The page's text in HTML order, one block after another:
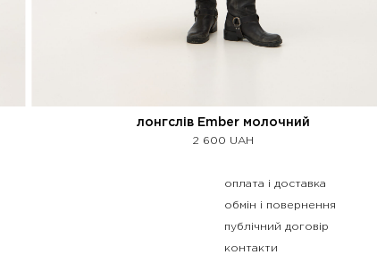
лонгслів Ember молочний
2 600 UAH
оплата і доставка
обмін і повернення
публічний договір
контакти